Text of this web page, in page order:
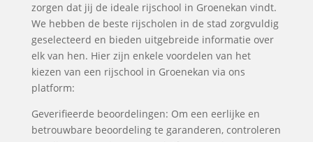
zorgen dat jij de ideale rijschool in Groenekan vindt.
We hebben de beste rijscholen in de stad zorgvuldig
geselecteerd en bieden uitgebreide informatie over
elk van hen. Hier zijn enkele voordelen van het
kiezen van een rijschool in Groenekan via ons
platform:
Geverifieerde beoordelingen: Om een eerlijke en
betrouwbare beoordeling te garanderen, controleren